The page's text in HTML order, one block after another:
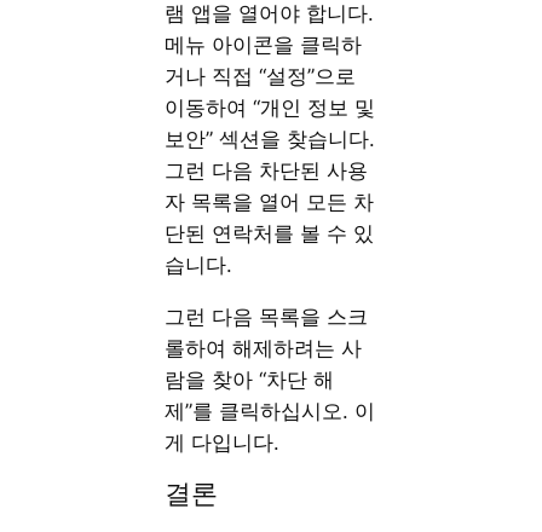
램 앱을 열어야 합니다.
메뉴 아이콘을 클릭하
거나 직접 “설정”으로
이동하여 “개인 정보 및
보안” 섹션을 찾습니다.
그런 다음 차단된 사용
자 목록을 열어 모든 차
단된 연락처를 볼 수 있
습니다.
그런 다음 목록을 스크
롤하여 해제하려는 사
람을 찾아 “차단 해
제”를 클릭하십시오. 이
게 다입니다.
결론